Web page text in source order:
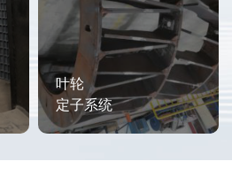
叶轮
定子系统